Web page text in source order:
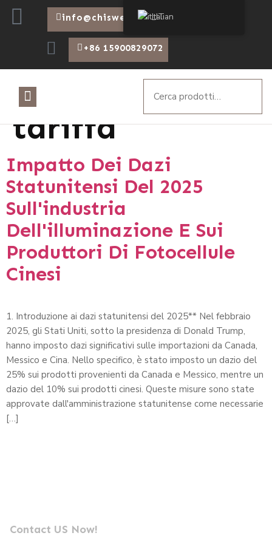
info@chiswear.com
+86 15900829072
Etichetta:
tariffa
Impatto Dei Dazi
Statunitensi Del 2025
Sull'industria
Dell'illuminazione E Sui
Produttori Di Fotocellule
Cinesi
1. Introduzione ai dazi statunitensi del 2025** Nel febbraio
2025, gli Stati Uniti, sotto la presidenza di Donald Trump,
hanno imposto dazi significativi sulle importazioni da Canada,
Messico e Cina. Nello specifico, è stato imposto un dazio del
25% sui prodotti provenienti da Canada e Messico, mentre un
dazio del 10% sui prodotti cinesi. Queste misure sono state
approvate dall'amministrazione statunitense come necessarie
[…]
Contact US Now!
Italian